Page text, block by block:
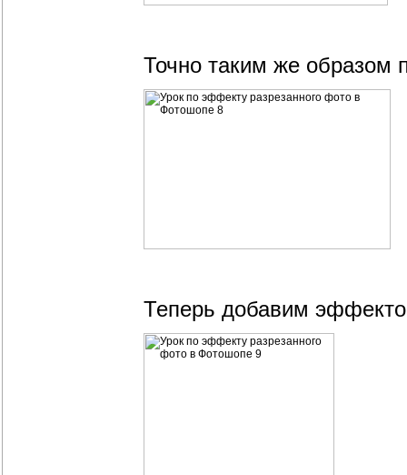
Точно таким же образом
Теперь добавим